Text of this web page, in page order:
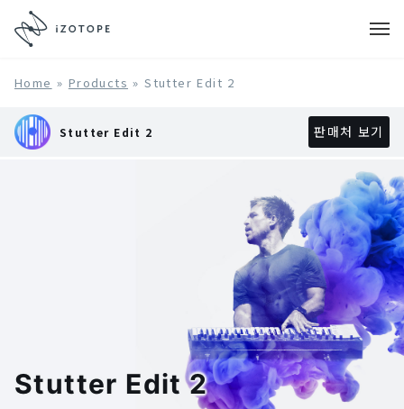
Home » Products »Stutter Edit 2
Stutter Edit 2 판매처 보기
Stutter Edit 2